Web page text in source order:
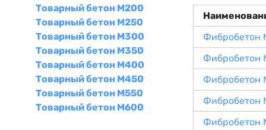
Товарный бетон М200
Товарный бетон М250
Товарный бетон М300
Товарный бетон М350
Товарный бетон М400
Товарный бетон М450
Товарный бетон М550
Товарный бетон М600
Фибробетон
Фибробетон
Фибробетон
Фибробетон
Фибробетон